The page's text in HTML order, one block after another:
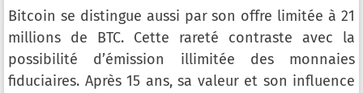
Bitcoin se distingue aussi par son offre limitée à 21
millions de BTC. Cette rareté contraste avec la
possibilité d’émission illimitée des monnaies
fiduciaires. Après 15 ans, sa valeur et son influence